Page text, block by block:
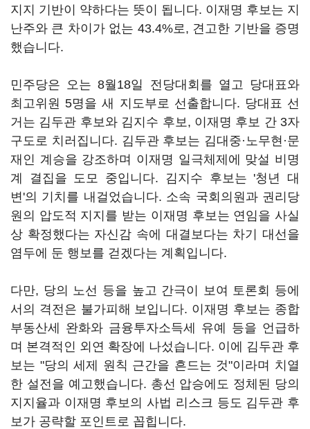
지지 기반이 약하다는 뜻이 됩니다. 이재명 후보는 지
난주와 큰 차이가 없는 43.4%로, 견고한 기반을 증명
했습니다.
민주당은 오는 8월18일 전당대회를 열고 당대표와
최고위원 5명을 새 지도부로 선출합니다. 당대표 선
거는 김두관 후보와 김지수 후보, 이재명 후보 간 3자
구도로 치러집니다. 김두관 후보는 김대중·노무현·문
재인 계승을 강조하며 이재명 일극체제에 맞설 비명
계 결집을 도모 중입니다. 김지수 후보는 '청년 대
변'의 기치를 내걸었습니다. 소속 국회의원과 권리당
원의 압도적 지지를 받는 이재명 후보는 연임을 사실
상 확정했다는 자신감 속에 대결보다는 차기 대선을
염두에 둔 행보를 걷겠다는 계획입니다.
다만, 당의 노선 등을 높고 간극이 보여 토론회 등에
서의 격전은 불가피해 보입니다. 이재명 후보는 종합
부동산세 완화와 금융투자소득세 유예 등을 언급하
며 본격적인 외연 확장에 나섰습니다. 이에 김두관 후
보는 "당의 세제 원칙 근간을 흔드는 것"이라며 치열
한 설전을 예고했습니다. 총선 압승에도 정체된 당의
지지율과 이재명 후보의 사법 리스크 등도 김두관 후
보가 공략할 포인트로 꼽힙니다.